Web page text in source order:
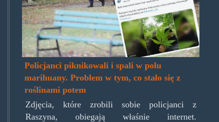
Policjanci piknikowali i spali w polu
marihuany. Problem w tym, co stało się z
roślinami potem
Zdjęcia, które zrobili sobie policjanci z
Raszyna, obiegają właśnie internet.